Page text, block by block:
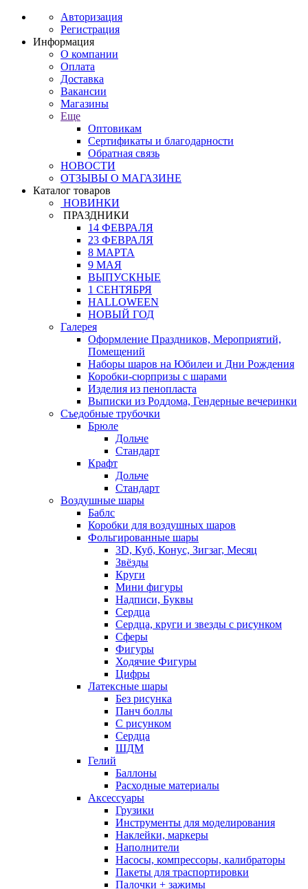
Авторизация
Регистрация
Информация
О компании
Оплата
Доставка
Вакансии
Магазины
Еще
Оптовикам
Сертификаты и благодарности
Обратная связь
НОВОСТИ
ОТЗЫВЫ О МАГАЗИНЕ
Каталог товаров
НОВИНКИ
ПРАЗДНИКИ
14 ФЕВРАЛЯ
23 ФЕВРАЛЯ
8 МАРТА
9 МАЯ
ВЫПУСКНЫЕ
1 СЕНТЯБРЯ
HALLOWEEN
НОВЫЙ ГОД
Галерея
Оформление Праздников, Мероприятий,
Помещений
Наборы шаров на Юбилеи и Дни Рождения
Коробки-сюрпризы с шарами
Изделия из пенопласта
Выписки из Роддома, Гендерные вечеринки
Съедобные трубочки
Брюле
Дольче
Стандарт
Крафт
Дольче
Стандарт
Воздушные шары
Баблс
Коробки для воздушных шаров
Фольгированные шары
3D, Куб, Конус, Зигзаг, Месяц
Звёзды
Круги
Мини фигуры
Надписи, Буквы
Сердца
Сердца, круги и звезды с рисунком
Сферы
Фигуры
Ходячие Фигуры
Цифры
Латексные шары
Без рисунка
Панч боллы
С рисунком
Сердца
ШДМ
Гелий
Баллоны
Расходные материалы
Аксессуары
Грузики
Инструменты для моделирования
Наклейки, маркеры
Наполнители
Насосы, компрессоры, калибраторы
Пакеты для траспортировки
Палочки + зажимы